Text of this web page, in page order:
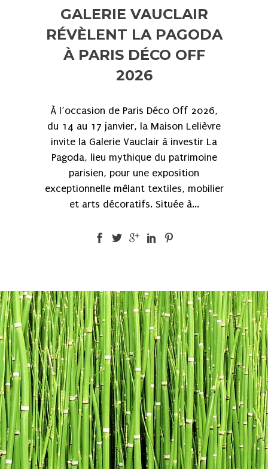
GALERIE VAUCLAIR
RÉVÈLENT LA PAGODA
À PARIS DÉCO OFF
2026
À l’occasion de Paris Déco Off 2026,
du 14 au 17 janvier, la Maison Lelièvre
invite la Galerie Vauclair à investir La
Pagoda, lieu mythique du patrimoine
parisien, pour une exposition
exceptionnelle mêlant textiles, mobilier
et arts décoratifs. Située à...